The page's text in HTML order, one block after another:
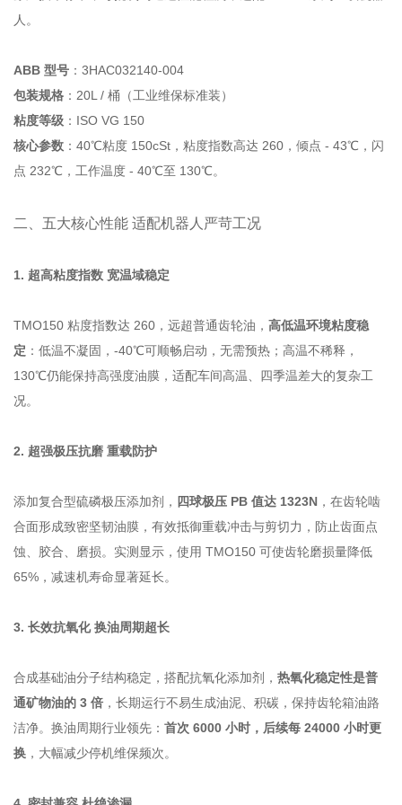
人。
ABB 型号 ：3HAC032140-004
包装规格 ：20L / 桶（工业维保标准装）
粘度等级 ：ISO VG 150
核心参数 ：40℃粘度 150cSt，粘度指数高达 260，倾点 - 43℃，闪
点 232℃，工作温度 - 40℃至 130℃。
二、五大核心性能 适配机器人严苛工况
1. 超高粘度指数 宽温域稳定
TMO150 粘度指数达 260，远超普通齿轮油， 高低温环境粘度稳
定 ：低温不凝固，-40℃可顺畅启动，无需预热；高温不稀释，
130℃仍能保持高强度油膜，适配车间高温、四季温差大的复杂工
况。
2. 超强极压抗磨 重载防护
添加复合型硫磷极压添加剂， 四球极压 PB 值达 1323N ，在齿轮啮
合面形成致密坚韧油膜，有效抵御重载冲击与剪切力，防止齿面点
蚀、胶合、磨损。实测显示，使用 TMO150 可使齿轮磨损量降低
65%，减速机寿命显著延长。
3. 长效抗氧化 换油周期超长
合成基础油分子结构稳定，搭配抗氧化添加剂， 热氧化稳定性是普
通矿物油的 3 倍 ，长期运行不易生成油泥、积碳，保持齿轮箱油路
洁净。换油周期行业领先： 首次 6000 小时，后续每 24000 小时更
换 ，大幅减少停机维保频次。